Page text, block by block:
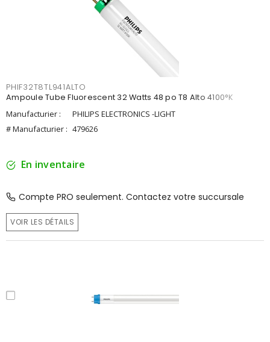
PHIF32T8TL941ALTO
Ampoule Tube Fluorescent 32 Watts 48 po T8 Alto 4100°K
Manufacturier :
PHILIPS ELECTRONICS -LIGHT
# Manufacturier : 479626
En inventaire
Compte PRO seulement. Contactez votre succursale
VOIR LES DÉTAILS